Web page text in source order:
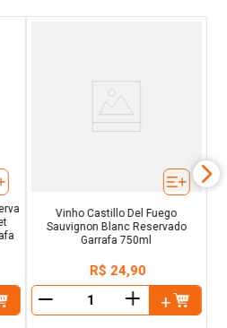
Vinho Castillo Del Fuego
Sauvignon Blanc Reservado
Garrafa 750ml
R$ 24,90
＋